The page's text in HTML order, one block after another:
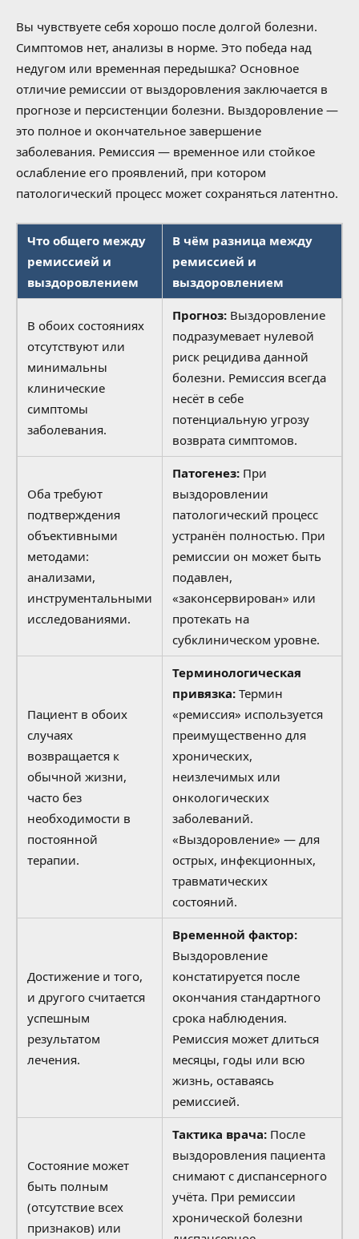
Вы чувствуете себя хорошо после долгой болезни.
Симптомов нет, анализы в норме. Это победа над
недугом или временная передышка? Основное
отличие ремиссии от выздоровления заключается в
прогнозе и персистенции болезни. Выздоровление —
это полное и окончательное завершение
заболевания. Ремиссия — временное или стойкое
ослабление его проявлений, при котором
патологический процесс может сохраняться латентно.
Что общего между
ремиссией и
выздоровлением
В чём разница между
ремиссией и
выздоровлением
В обоих состояниях
отсутствуют или
минимальны
клинические
симптомы
заболевания.
Прогноз: Выздоровление
подразумевает нулевой
риск рецидива данной
болезни. Ремиссия всегда
несёт в себе
потенциальную угрозу
возврата симптомов.
Оба требуют
подтверждения
объективными
методами:
анализами,
инструментальными
исследованиями.
Патогенез: При
выздоровлении
патологический процесс
устранён полностью. При
ремиссии он может быть
подавлен,
«законсервирован» или
протекать на
субклиническом уровне.
Пациент в обоих
случаях
возвращается к
обычной жизни,
часто без
необходимости в
постоянной
терапии.
Терминологическая
привязка: Термин
«ремиссия» используется
преимущественно для
хронических,
неизлечимых или
онкологических
заболеваний.
«Выздоровление» — для
острых, инфекционных,
травматических
состояний.
Достижение и того,
и другого считается
успешным
результатом
лечения.
Временной фактор:
Выздоровление
констатируется после
окончания стандартного
срока наблюдения.
Ремиссия может длиться
месяцы, годы или всю
жизнь, оставаясь
ремиссией.
Состояние может
быть полным
(отсутствие всех
признаков) или
Тактика врача: После
выздоровления пациента
снимают с диспансерного
учёта. При ремиссии
хронической болезни